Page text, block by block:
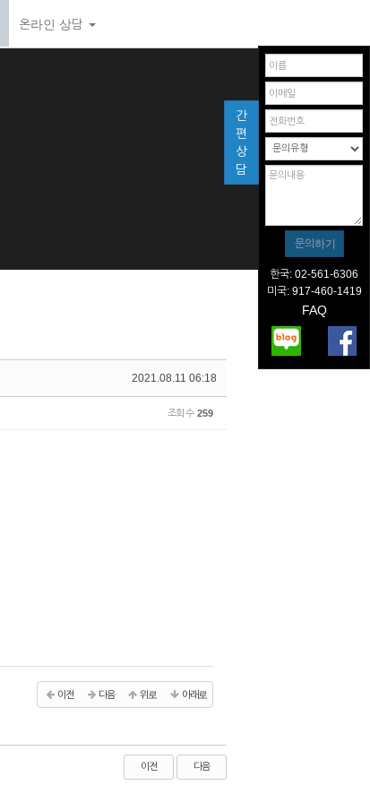
온라인 상담
2021.08.11 06:18
조회 수 259
이전 다음 위로 아래로
이전 다음
간
편
상
담
한국: 02-561-6306
미국: 917-460-1419
FAQ